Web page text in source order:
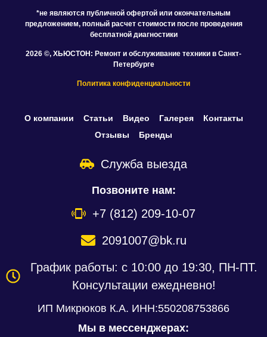
*не являются публичной офертой или окончательным
предложением, полный расчет стоимости после проведения
бесплатной диагностики
2026 ©, ХЬЮСТОН: Ремонт и обслуживание техники в Санкт-
Петербурге
Политика конфиденциальности
О компании Статьи Видео Галерея
Контакты
Отзывы
Бренды
Служба выезда
Позвоните нам:
+7 (812) 209-10-07
2091007@bk.ru
График работы: с 10:00 до 19:30, ПН-ПТ.
Консультации ежедневно!
ИП Микрюков К.А. ИНН:550208753866
Мы в мессенджерах: